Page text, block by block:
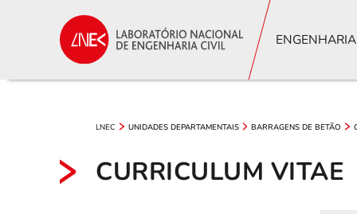
LNEC UNIDADES DEPARTAMENTAIS BARRAGENS DE BETÃO
CURRICULUM VITAE